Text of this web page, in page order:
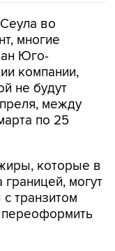
во
многие
Юго-
компании,
не будут
между
по 25
которые в
могут
транзитом